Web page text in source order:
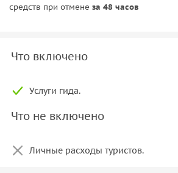
средств при отмене за 48 часов
Что включено
Услуги гида.
Что не включено
Личные расходы туристов.